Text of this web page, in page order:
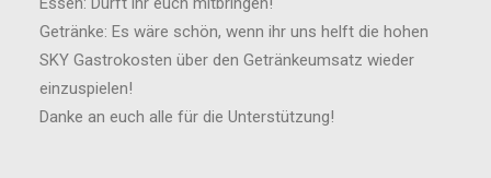
Getränke: Es wäre schön, wenn ihr uns helft die hohen
SKY Gastrokosten über den Getränkeumsatz wieder
einzuspielen!
Danke an euch alle für die Unterstützung!